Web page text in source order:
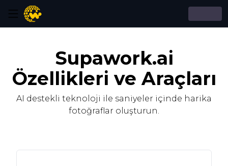
Supawork.ai
Özellikleri ve Araçları
AI destekli teknoloji ile saniyeler içinde harika
fotoğraflar oluşturun.